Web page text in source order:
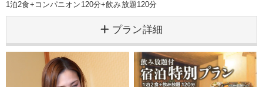
1泊2食+コンパニオン120分+飲み放題120分
プラン詳細